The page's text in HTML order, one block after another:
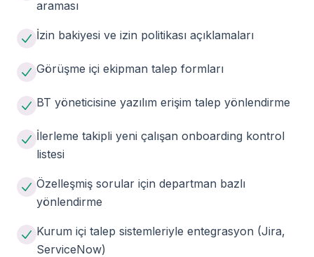
araması
İzin bakiyesi ve izin politikası açıklamaları
Görüşme içi ekipman talep formları
BT yöneticisine yazılım erişim talep yönlendirme
İlerleme takipli yeni çalışan onboarding kontrol
listesi
Özelleşmiş sorular için departman bazlı
yönlendirme
Kurum içi talep sistemleriyle entegrasyon (Jira,
ServiceNow)